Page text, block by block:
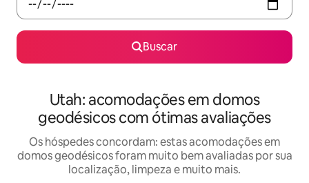
Buscar
Utah: acomodações em domos
geodésicos com ótimas avaliações
Os hóspedes concordam: estas acomodações em
domos geodésicos foram muito bem avaliadas por sua
localização, limpeza e muito mais.